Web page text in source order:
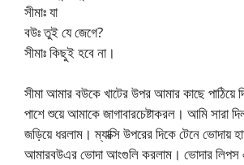
সীমাঃ যা
বউঃ তুই যে জেগে?
সীমাঃ কিছুই হবে না।
সীমা আমার বউকে খাটের উপর আমার কাছে
পাশে শুয়ে আমাকে জাগাবারচেষ্টাকরল। আমি সারা
জড়িয়ে ধরলাম। ম্যাক্সি উপরের দিকে টেনে ভোদায়
আমারবউএর ভোদা আংগুলি করলাম। ভোদার লিপস